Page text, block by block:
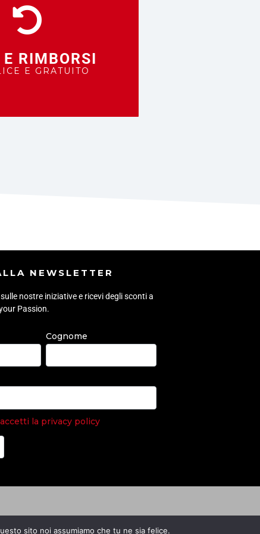
E RIMBORSI
E GRATUITO
NEWSLETTER
nostre iniziative e ricevi degli sconti a
Passion.
Cognome
la privacy policy
sito noi assumiamo che tu ne sia felice.